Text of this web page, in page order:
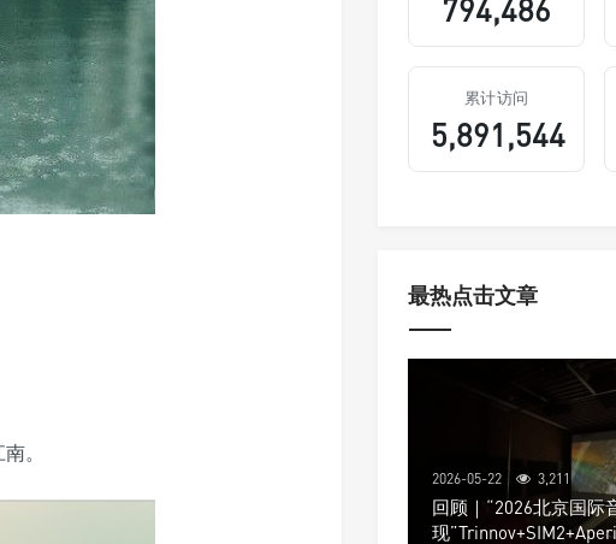
。
794,486
累计访问
5,891,544
最热点击文章
2026-05-22 3,211
回顾｜“2026北京国际
现